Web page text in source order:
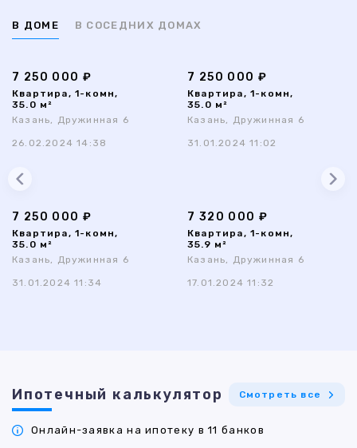
В ДОМЕ В СОСЕДНИХ ДОМАХ
7 250 000 ₽
Квартира, 1-комн,
35.0 м²
Казань, Дружинная 6
26.02.2024 14:38
7 250 000 ₽
Квартира, 1-комн,
35.0 м²
Казань, Дружинная 6
31.01.2024 11:02
7 250 000 ₽
Квартира, 1-комн,
35.0 м²
Казань, Дружинная 6
31.01.2024 11:34
7 320 000 ₽
Квартира, 1-комн,
35.9 м²
Казань, Дружинная 6
17.01.2024 11:32
Ипотечный калькулятор Смотреть все
Онлайн-заявка на ипотеку в 11 банков